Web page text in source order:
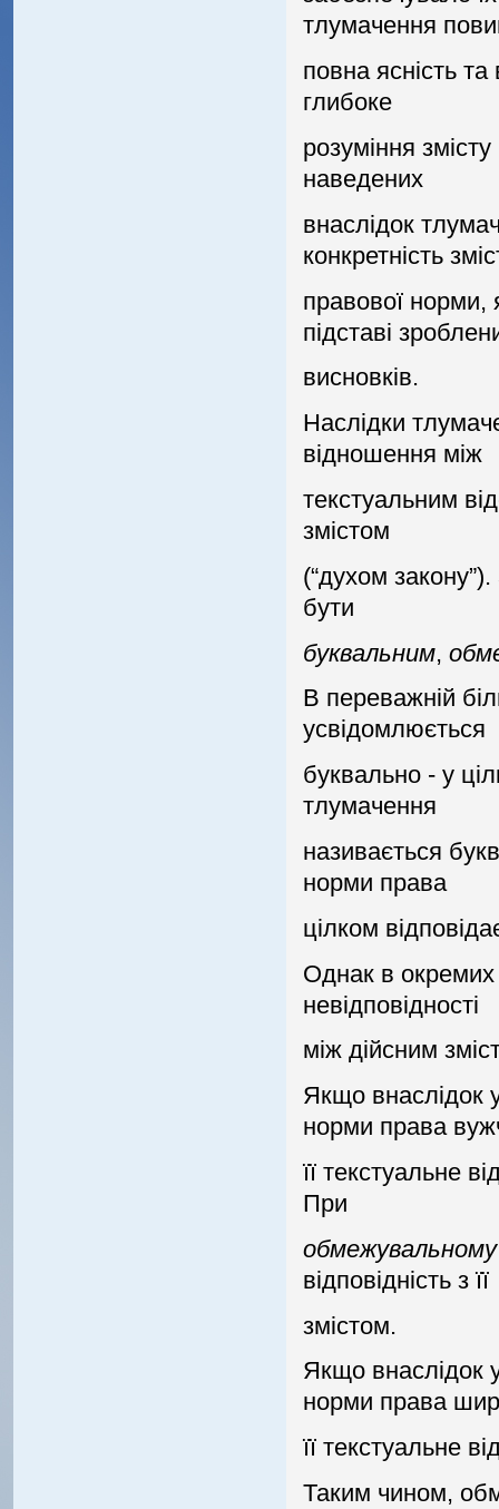
тлумачення
повна яснiсть та
глибоке
розумiння
наведених
внаслiдок
конкретнiсть
правової
пiдставi
висновкiв.
Наслiдки
вiдношення мiж
текстуальним
змiстом
(“духом
бути
буквальним,
В переважнiй
усвiдомлюється
буквально - у
тлумачення
називається
норми права
цiлком
Однак в окремих
невiдповiдностi
мiж дiйсним
Якщо внаслiдок
норми права
її текстуальне
При
вiдповiднiсть з її
змiстом.
Якщо внаслiдок
норми права
її текстуальне
Таким чином,